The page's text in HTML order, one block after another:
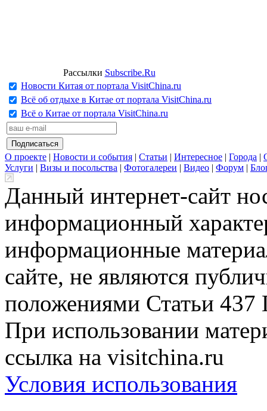
Рассылки Subscribe.Ru
Новости Китая от портала VisitChina.ru
Всё об отдыхе в Китае от портала VisitChina.ru
Всё о Китае от портала VisitChina.ru
О проекте | Новости и события | Статьи | Интересное | Города |
Услуги | Визы и посольства | Фотогалереи | Видео | Форум |
Данный интернет-сайт
информационный
информационные
сайте, не являются
положениями Статьи 437
При использовании
ссылка на visitchina.ru
Условия использования